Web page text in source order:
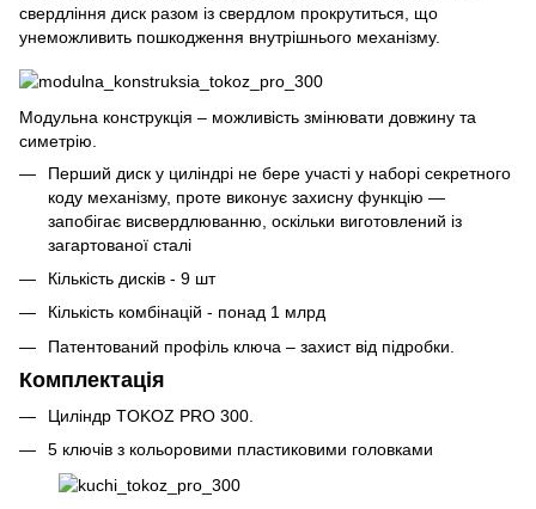
свердління диск разом із свердлом прокрутиться, що
унеможливить пошкодження внутрішнього механізму.
Модульна конструкція – можливість змінювати довжину та
симетрію.
Перший диск у циліндрі не бере участі у наборі секретного
коду механізму, проте виконує захисну функцію —
запобігає висвердлюванню, оскільки виготовлений із
загартованої сталі
Кількість дисків - 9 шт
Кількість комбінацій - понад 1 млрд
Патентований профіль ключа – захист від підробки.
Комплектація
Циліндр TOKOZ PRO 300.
5 ключів з кольоровими пластиковими головками